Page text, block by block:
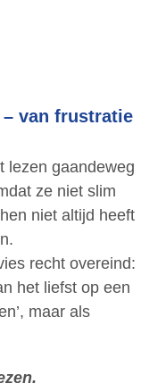
– van frustratie
lezen gaandeweg
ze niet slim
niet altijd heeft
recht overeind:
het liefst op een
maar als